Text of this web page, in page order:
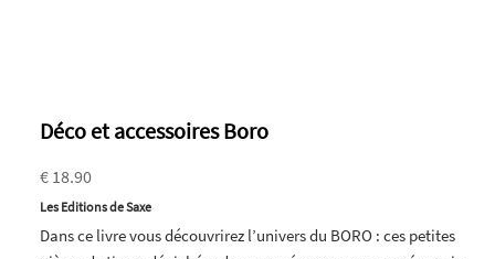
Déco et accessoires Boro
€ 18.90
Les Editions de Saxe
Dans ce livre vous découvrirez l’univers du BORO : ces petites